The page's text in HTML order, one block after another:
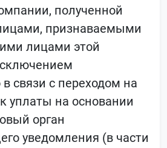
полученной
признаваемыми
лицами этой
связи с переходом на
уплаты на основании
орган
уведомления (в части